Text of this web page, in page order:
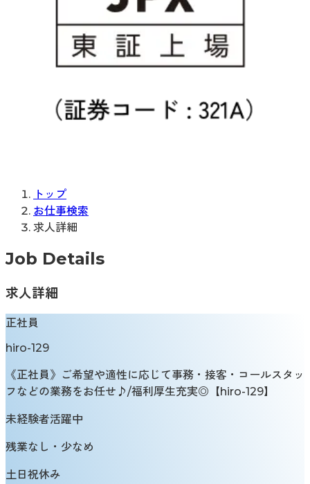
トップ
お仕事検索
求人詳細
Job Details
求人詳細
正社員
hiro-129
《正社員》ご希望や適性に応じて事務・接客・コールスタッ
フなどの業務をお任せ♪/福利厚生充実◎【hiro-129】
未経験者活躍中
残業なし・少なめ
土日祝休み